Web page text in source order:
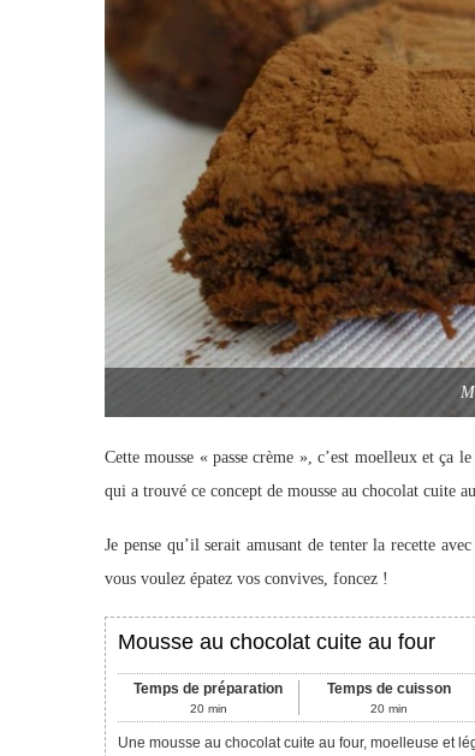
Cette mousse « passe crème », c’est moelleux et ça
qui a trouvé ce concept de mousse au chocolat cuite
Je pense qu’il serait amusant de tenter la recette
vous voulez épatez vos convives, foncez !
Mousse au chocolat cuite au four
Temps de préparation
20 min
Temps de cuisson
20 min
Une mousse au chocolat cuite au four, moelleuse et